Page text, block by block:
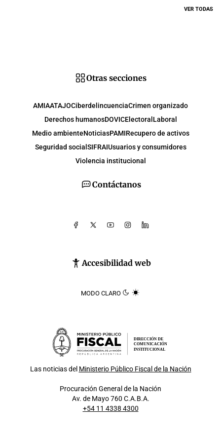
VER TODAS
Contáctanos
Accesibilidad web
MODO CLARO
Otras secciones
AMIAATAJOCiberdelincuenciaCrimen organizado
Derechos humanosDOVICElectoral Laboral
Medio ambienteNoticiasPAMIRecupero de activos
Seguridad social SIFRAIUsuarios y consumidores
Violencia institucional
DIRECCIÓN DE
COMUNICACIÓN
INSTITUCIONAL
Las noticias del Ministerio Público Fiscal de la Nación
Procuración General de la Nación
Av. de Mayo 760 C.A.B.A.
+54 11 4338 4300